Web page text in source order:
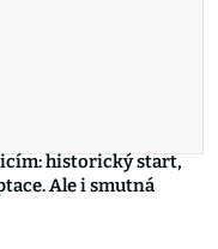
historický start,
Ale i smutná